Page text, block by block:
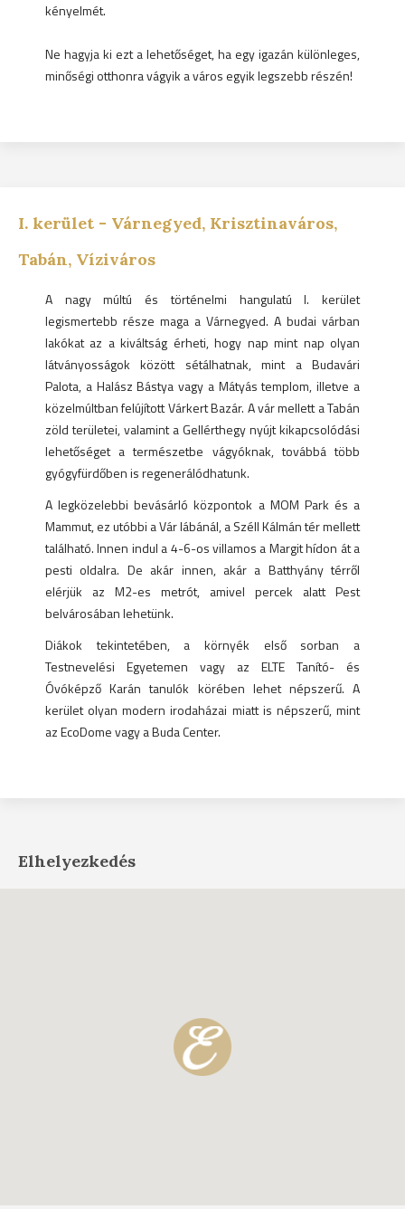
kényelmét.
Ne hagyja ki ezt a lehetőséget, ha egy igazán különleges,
minőségi otthonra vágyik a város egyik legszebb részén!
I. kerület - Várnegyed, Krisztinaváros,
Tabán, Víziváros
A nagy múltú és történelmi hangulatú I. kerület
legismertebb része maga a Várnegyed. A budai várban
lakókat az a kiváltság érheti, hogy nap mint nap olyan
látványosságok között sétálhatnak, mint a Budavári
Palota, a Halász Bástya vagy a Mátyás templom, illetve a
közelmúltban felújított Várkert Bazár. A vár mellett a Tabán
zöld területei, valamint a Gellérthegy nyújt kikapcsolódási
lehetőséget a természetbe vágyóknak, továbbá több
gyógyfürdőben is regenerálódhatunk.
A legközelebbi bevásárló központok a MOM Park és a
Mammut, ez utóbbi a Vár lábánál, a Széll Kálmán tér mellett
található. Innen indul a 4-6-os villamos a Margit hídon át a
pesti oldalra. De akár innen, akár a Batthyány térről
elérjük az M2-es metrót, amivel percek alatt Pest
belvárosában lehetünk.
Diákok tekintetében, a környék első sorban a
Testnevelési Egyetemen vagy az ELTE Tanító- és
Óvóképző Karán tanulók körében lehet népszerű. A
kerület olyan modern irodaházai miatt is népszerű, mint
az EcoDome vagy a Buda Center.
Elhelyezkedés